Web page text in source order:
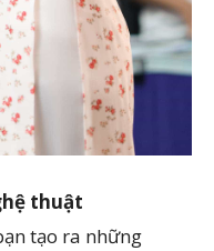
thuật
tạo ra những